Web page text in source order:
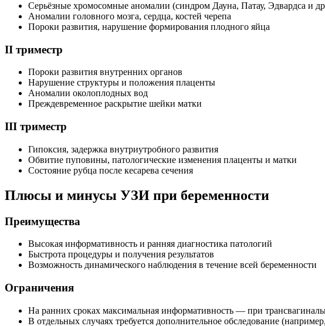
Серьёзные хромосомные аномалии (синдром Дауна, Патау, Эдвардса и
Аномалии головного мозга, сердца, костей черепа
Пороки развития, нарушение формирования плодного яйца
II триместр
Пороки развития внутренних органов
Нарушение структуры и положения плаценты
Аномалии околоплодных вод
Преждевременное раскрытие шейки матки
III триместр
Гипоксия, задержка внутриутробного развития
Обвитие пуповины, патологические изменения плаценты и матки
Состояние рубца после кесарева сечения
Плюсы и минусы УЗИ при беременности
Преимущества
Высокая информативность и ранняя диагностика патологий
Быстрота процедуры и получения результатов
Возможность динамического наблюдения в течение всей беременности
Ограничения
На ранних сроках максимальная информативность — при
В отдельных случаях требуется дополнительное обследование